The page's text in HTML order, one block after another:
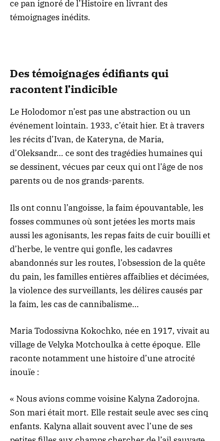
ce pan ignoré de l’Histoire en livrant des
témoignages inédits.
Des témoignages édifiants qui
racontent l’indicible
Le Holodomor n’est pas une abstraction ou un
événement lointain. 1933, c’était hier. Et à travers
les récits d’Ivan, de Kateryna, de Maria,
d’Oleksandr… ce sont des tragédies humaines qui
se dessinent, vécues par ceux qui ont l’âge de nos
parents ou de nos grands-parents.
Ils ont connu l’angoisse, la faim épouvantable, les
fosses communes où sont jetées les morts mais
aussi les agonisants, les repas faits de cuir bouilli et
d’herbe, le ventre qui gonfle, les cadavres
abandonnés sur les routes, l’obsession de la quête
du pain, les familles entières affaiblies et décimées,
la violence des surveillants, les délires causés par
la faim, les cas de cannibalisme…
Maria Todossivna Kokochko, née en 1917, vivait au
village de Velyka Motchoulka à cette époque. Elle
raconte notamment une histoire d’une atrocité
inouïe :
« Nous avions comme voisine Kalyna Zadorojna.
Son mari était mort. Elle restait seule avec ses cinq
enfants. Kalyna allait souvent avec l’une de ses